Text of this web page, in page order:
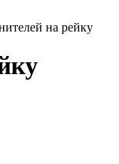
на рейку